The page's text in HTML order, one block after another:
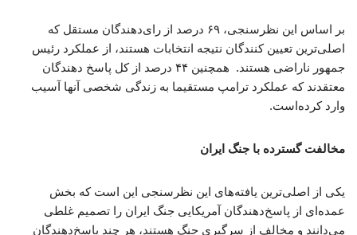
بر اساس این نظرسنجی، ۶۹ درصد از رای‌دهندگان مستقل که
اصلی‌ترین تعیین کنندگان نتیجه انتخابات هستند، از عملکرد رئیس
جمهور ناراضی هستند. همچنین ۴۴ درصد از کل پاسخ دهندگان
معتقدند که عملکرد ترامپ مستقیما به زندگی شخصی آنها آسیب
وارد کرده‌است.
مخالفت گسترده با جنگ ایران
یکی از اصلی‌ترین یافته‌های این نظرسنجی این است که بخش
عمده‌ای از پاسخ‌دهندگان آمریکایی جنگ ایران را تصمیم غلطی
می‌دانند و مخالف از سرگیری جنگ هستند، هر چند پاسخ‌دهندگان